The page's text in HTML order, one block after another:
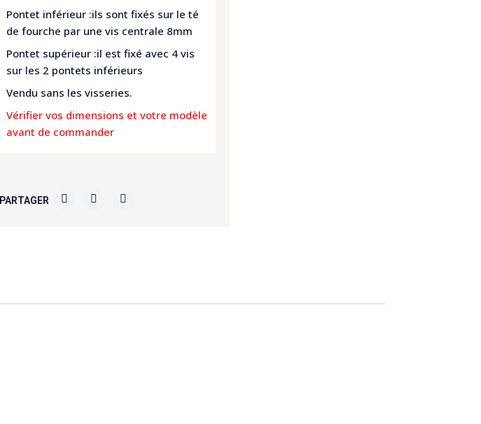
Pontet inférieur :ils sont fixés sur le té
de fourche par une vis centrale 8mm
Pontet supérieur :il est fixé avec 4 vis
sur les 2 pontets inférieurs
Vendu sans les visseries.
Vérifier vos dimensions et votre modèle
avant de commander
PARTAGER